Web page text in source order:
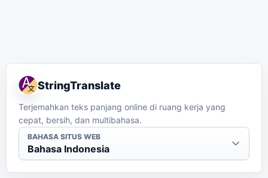
Terjemahkan Batak Simalungun ke Balinese
Terjemahkan Batak Simalungun ke Bambara
Terjemahkan Batak Simalungun ke Bashkir
StringTranslate
Terjemahkan teks panjang online di ruang kerja yang
cepat, bersih, dan multibahasa.
BAHASA SITUS WEB
Bahasa Indonesia